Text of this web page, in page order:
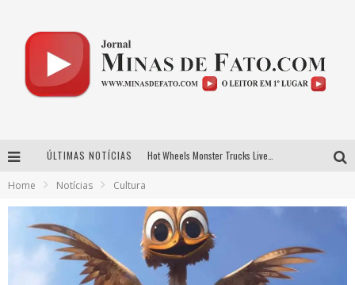
ÚLTIMAS NOTÍCIAS
Novo sucesso de Evandro Jr. ganha força em roteiro de divulgação pelas principais emissoras do Triângulo Mineiro
Home Notícias Cultura